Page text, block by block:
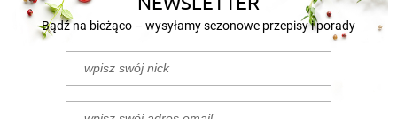
Bądź na bieżąco – wysyłamy sezonowe przepisy i porady